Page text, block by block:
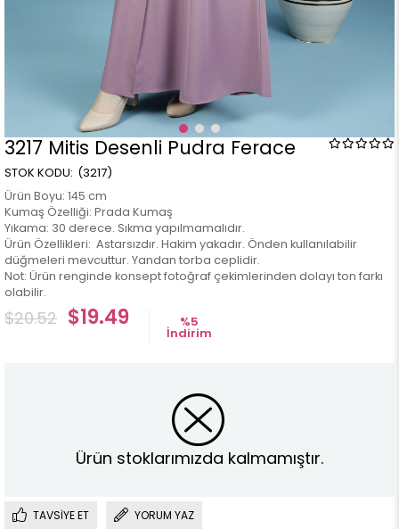
3217 Mitis Desenli Pudra Ferace
(3217)
Ürün Boyu: 145 cm
Kumaş Özelliği: Prada Kumaş
Yıkama: 30 derece. Sıkma yapılmamalıdır.
Ürün Özellikleri: Astarsızdır. Hakim yakadır. Önden kullanılabilir
düğmeleri mevcuttur. Yandan torba ceplidir.
Not: Ürün renginde konsept fotoğraf çekimlerinden dolayı ton farkı
olabilir.
$20.52 $19.49 %5
İndirim
Ürün stoklarımızda kalmamıştır.
TAVSIYE ET YORUM YAZ